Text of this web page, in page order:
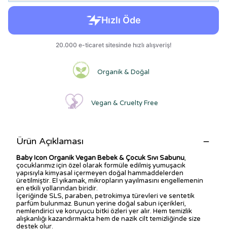
Organik & Doğal
Vegan & Cruelty Free
Ürün Açıklaması
Baby Icon Organik Vegan Bebek & Çocuk Sıvı Sabunu,
çocuklarımız için özel olarak formüle edilmiş yumuşacık
yapısıyla kimyasal içermeyen doğal hammaddelerden
üretilmiştir. El yıkamak, mikropların yayılmasını engellemenin
en etkili yollarından biridir.
İçeriğinde SLS, paraben, petrokimya türevleri ve sentetik
parfüm bulunmaz. Bunun yerine doğal sabun içerikleri,
nemlendirici ve koruyucu bitki özleri yer alır. Hem temizlik
alışkanlığı kazandırmakta hem de nazik cilt temizliğinde size
destek olur.